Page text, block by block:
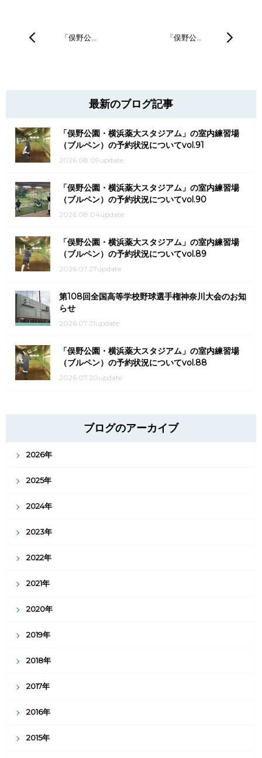
「俣野公… 「俣野公…
最新のブログ記事
「俣野公園・横浜薬大スタジアム」の室内練習場
（ブルペン）の予約状況についてvol.91
2026.08.09update
「俣野公園・横浜薬大スタジアム」の室内練習場
（ブルペン）の予約状況についてvol.90
2026.08.04update
「俣野公園・横浜薬大スタジアム」の室内練習場
（ブルペン）の予約状況についてvol.89
2026.07.27update
第108回全国高等学校野球選手権神奈川大会のお知
らせ
2026.07.21update
「俣野公園・横浜薬大スタジアム」の室内練習場
（ブルペン）の予約状況についてvol.88
2026.07.20update
ブログのアーカイブ
2026年
2025年
2024年
2023年
2022年
2021年
2020年
2019年
2018年
2017年
2016年
2015年